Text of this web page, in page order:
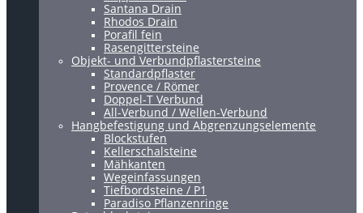
Santana Drain
Rhodos Drain
Porafil fein
Rasengittersteine
Objekt- und Verbundpflastersteine
Standardpflaster
Provence / Römer
Doppel-T Verbund
All-Verbund / Wellen-Verbund
Hangbefestigung und Abgrenzungselemente
Blockstufen
Kellerschalsteine
Mähkanten
Wegeinfassungen
Tiefbordsteine / P1
Paradiso Pflanzenringe